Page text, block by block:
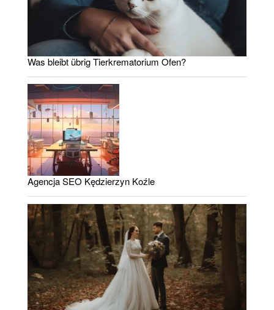
Was bleibt übrig Tierkrematorium Ofen?
Agencja SEO Kędzierzyn Koźle